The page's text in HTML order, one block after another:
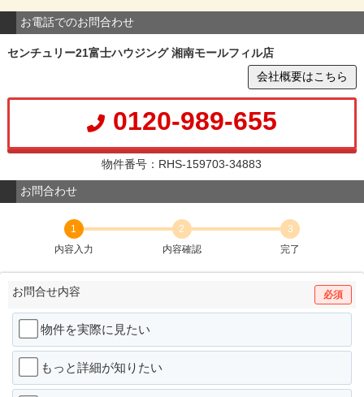
お電話でのお問合わせ
センチュリー21富士ハウジング 湘南モールフィル店
会社概要はこちら
0120-989-655
物件番号：RHS-159703-34883
お問合わせ
1
内容入力
2
内容確認
3
完了
お問合せ内容 必須
物件を実際に見たい
もっと詳細が知りたい